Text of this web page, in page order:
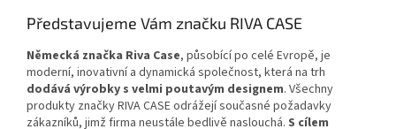
Představujeme Vám značku RIVA CASE
Německá značka Riva Case, působící po celé Evropě, je
moderní, inovativní a dynamická společnost, která na trh
dodává výrobky s velmi poutavým designem. Všechny
produkty značky RIVA CASE odrážejí současné požadavky
zákazníků, jimž firma neustále bedlivě naslouchá. S cílem